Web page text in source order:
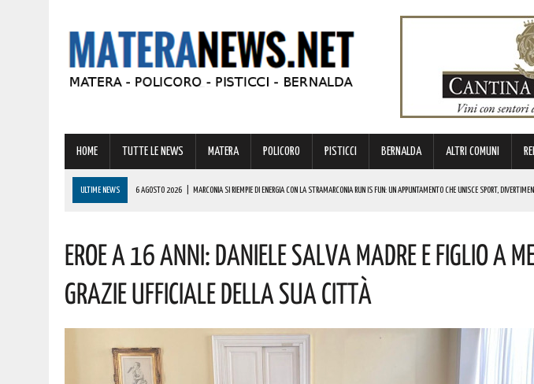
HOME TUTTE LE NEWS MATERA POLICORO PISTICCI BERNALDA ALTRI COMUNI
ULTIME NEWS 6 AGOSTO 2026 MARCONIA SI RIEMPIE DI ENERGIA CON LA STRAMARCONIA RUN IS FUN: UN APPUNTAMENTO CHE UNISCE SPORT,
6 AGOSTO 2026 | VALSINNI CELEBRA LA POETESSA ISABELLA MORRA CON DUE SPETTACOLI TEATRALI! ECCO LE DATE
6 AGOSTO 2026 A FERRANDINA NUOVE ROTONDE E SPARTITRAFFICO PER MIGLIORARE IL DECORO URBANO E LA SICUREZZA. QUESTI GLI INTERVENTI IN CORSO
Eroe A 16 Anni: Daniele Salva Madre E Figlio A
Grazie Ufficiale Della Sua Città